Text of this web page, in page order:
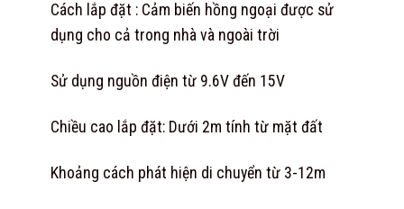
Cách lắp đặt : Cảm biến hồng ngoại được sử
dụng cho cả trong nhà và ngoài trời
Sử dụng nguồn điện từ 9.6V đến 15V
Chiều cao lắp đặt: Dưới 2m tính từ mặt đất
Khoảng cách phát hiện di chuyển từ 3-12m